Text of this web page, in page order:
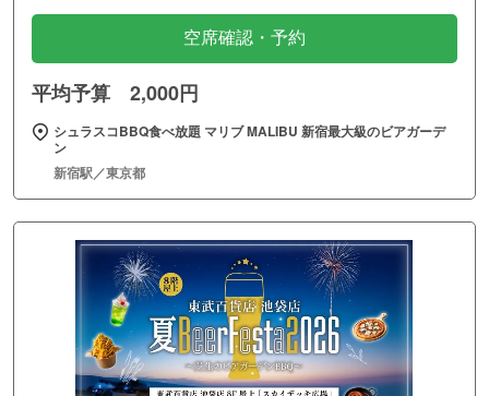
空席確認・予約
平均予算 2,000円
シュラスコBBQ食べ放題 マリブ MALIBU 新宿最大級のビアガーデ
ン
新宿駅／東京都